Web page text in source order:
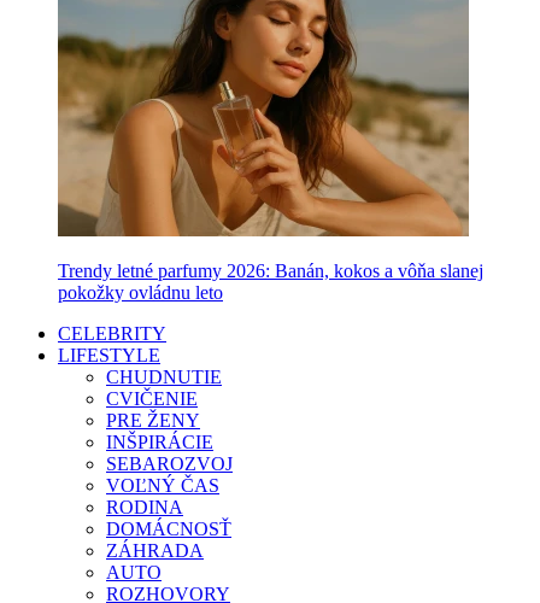
Trendy letné parfumy 2026: Banán, kokos a vôňa slanej
pokožky ovládnu leto
CELEBRITY
LIFESTYLE
CHUDNUTIE
CVIČENIE
PRE ŽENY
INŠPIRÁCIE
SEBAROZVOJ
VOĽNÝ ČAS
RODINA
DOMÁCNOSŤ
ZÁHRADA
AUTO
ROZHOVORY